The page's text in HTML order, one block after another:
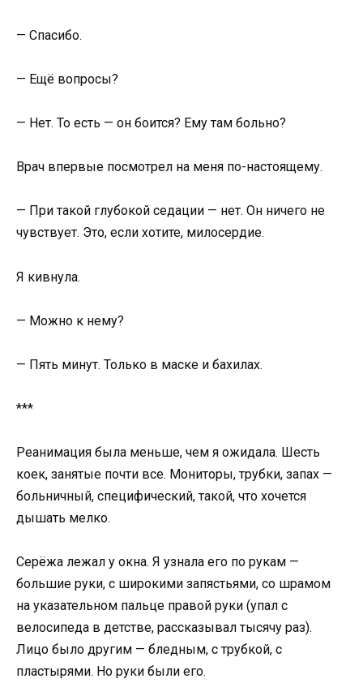
— Спасибо.
— Ещё вопросы?
— Нет. То есть — он боится? Ему там больно?
Врач впервые посмотрел на меня по-настоящему.
— При такой глубокой седации — нет. Он ничего не
чувствует. Это, если хотите, милосердие.
Я кивнула.
— Можно к нему?
— Пять минут. Только в маске и бахилах.
***
Реанимация была меньше, чем я ожидала. Шесть
коек, занятые почти все. Мониторы, трубки, запах —
больничный, специфический, такой, что хочется
дышать мелко.
Серёжа лежал у окна. Я узнала его по рукам —
большие руки, с широкими запястьями, со шрамом
на указательном пальце правой руки (упал с
велосипеда в детстве, рассказывал тысячу раз).
Лицо было другим — бледным, с трубкой, с
пластырями. Но руки были его.